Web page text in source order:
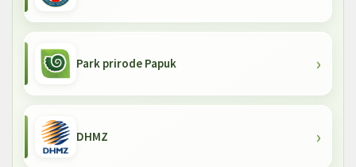
Park prirode Papuk
DHMZ